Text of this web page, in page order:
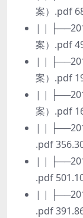
案）.pdf
| |
案）.pdf
| |
案）.pdf
| |
案）.pdf
| |
.pdf
| |
.pdf
| |
.pdf